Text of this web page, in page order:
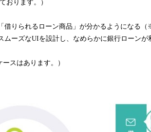
おります。）
借りられるローン商品」が分かるようになる
ーズなUIを設計し、なめらかに銀行ローンが
スはあります。）